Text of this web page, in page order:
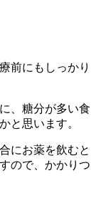
前にもしっかり
、糖分が多い食
と思います。
にお薬を飲むと
ので、かかりつ